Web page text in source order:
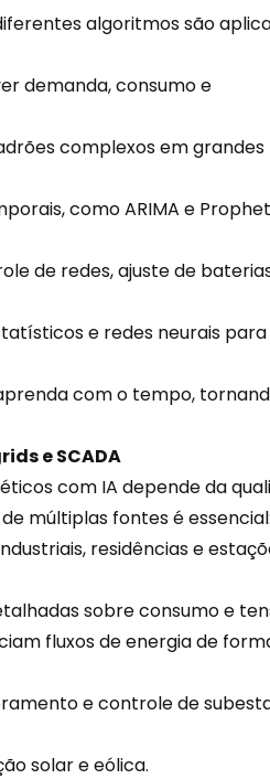
algoritmos são
demanda, consumo e
complexos em grandes
como ARIMA e
de redes, ajuste de
e redes neurais para
com o tempo,
e SCADA
com IA depende da
múltiplas fontes é essencial:
, residências e
sobre consumo e
fluxos de energia de
e controle de
solar e eólica.